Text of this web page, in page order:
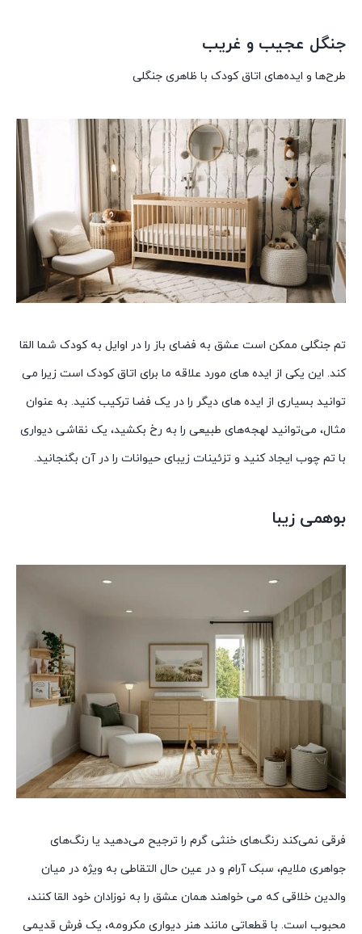
جنگل عجیب و غریب
طرح‌ها و ایده‌های اتاق کودک با ظاهری جنگلی
تم جنگلی ممکن است عشق به فضای باز را در اوایل به کودک شما القا
کند. این یکی از ایده های مورد علاقه ما برای اتاق کودک است زیرا می
توانید بسیاری از ایده های دیگر را در یک فضا ترکیب کنید. به عنوان
مثال، می‌توانید لهجه‌های طبیعی را به رخ بکشید، یک نقاشی دیواری
با تم چوب ایجاد کنید و تزئینات زیبای حیوانات را در آن بگنجانید.
بوهمی زیبا
فرقی نمی‌کند رنگ‌های خنثی گرم را ترجیح می‌دهید یا رنگ‌های
جواهری ملایم، سبک آرام و در عین حال التقاطی به ویژه در میان
والدین خلاقی که می خواهند همان عشق را به نوزادان خود القا کنند،
محبوب است. با قطعاتی مانند هنر دیواری مکرومه، یک فرش قدیمی